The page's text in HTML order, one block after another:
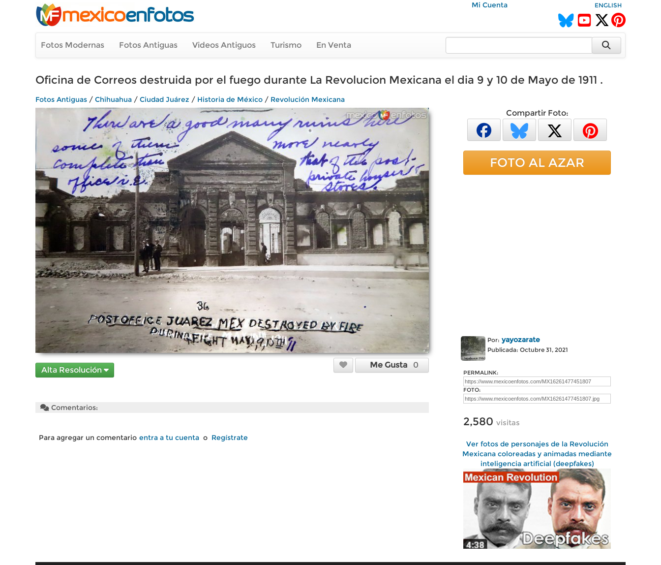
Mi Cuenta ENGLISH
Fotos Modernas Fotos Antiguas Videos Antiguos Turismo En Venta
Oficina de Correos destruida por el fuego durante La Revolucion Mexicana el dia 9 y 10 de Mayo de 1911 .
Fotos Antiguas / Chihuahua / Ciudad Juárez / Historia de México / Revolución Mexicana
Alta Resolución
Me Gusta 0
Comentarios:
Para agregar un comentario entra a tu cuenta o Regístrate
Compartir Foto:
FOTO AL AZAR
Por: yayozarate
Publicada: Octubre 31, 2021
PERMALINK:
FOTO:
2,580 visitas
Ver fotos de personajes de la Revolución
Mexicana coloreadas y animadas mediante
inteligencia artificial (deepfakes)